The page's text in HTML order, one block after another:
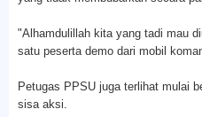
"Alhamdulillah kita yang tadi mau
satu peserta demo dari mobil
Petugas PPSU juga terlihat mulai
sisa aksi.